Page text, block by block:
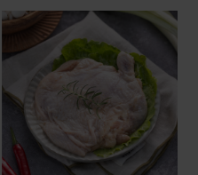
生活提案
親子食育
惜食